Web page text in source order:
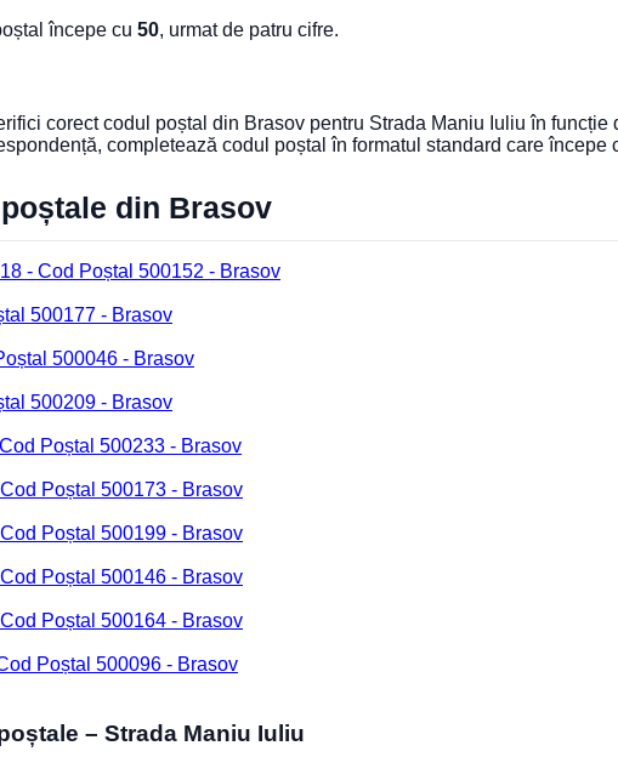
începe cu 50, urmat de patru cifre.
corect codul poștal din Brasov pentru Strada Maniu Iuliu în funcție
completează codul poștal în formatul standard care începe
din Brasov
- Cod Poștal 500152 - Brasov
500177 - Brasov
500046 - Brasov
500209 - Brasov
Poștal 500233 - Brasov
Poștal 500173 - Brasov
Poștal 500199 - Brasov
Poștal 500146 - Brasov
Poștal 500164 - Brasov
Poștal 500096 - Brasov
– Strada Maniu Iuliu